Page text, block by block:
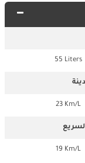
55 Liters
23 Km/L
19 Km/L